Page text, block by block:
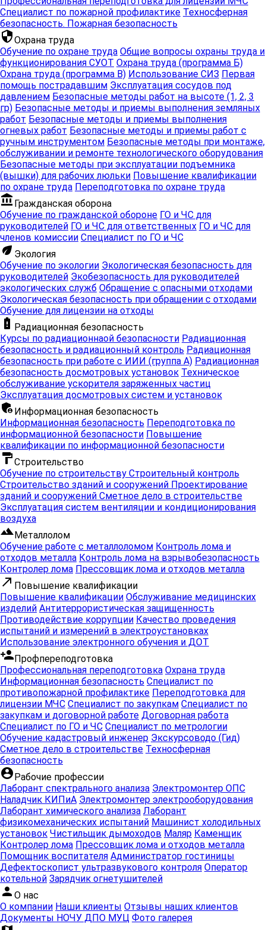
Специалист по пожарной профилактике Техносферная
безопасность. Пожарная безопасность
securityОхрана труда
Обучение по охране труда Общие вопросы охраны труда и
функционирования СУОТ Охрана труда (программа Б)
Охрана труда (программа В) Использование СИЗ Первая
помощь пострадавшим Эксплуатация сосудов под
давлением Безопасные методы работ на высоте (1, 2, 3
гр) Безопасные методы и приемы выполнения земляных
работ Безопасные методы и приемы выполнения
огневых работ Безопасные методы и приемы работ с
ручным инструментом Безопасные методы при монтаже,
обслуживании и ремонте технологического оборудования
Безопасные методы при эксплуатации подъемника
(вышки) для рабочих люльки Повышение квалификации
по охране труда Переподготовка по охране труда
account_balance Гражданская оборона
Обучение по гражданской обороне ГО и ЧС для
руководителей ГО и ЧС для ответственных ГО и ЧС для
членов комиссии Специалист по ГО и ЧС
eco Экология
Обучение по экологии Экологическая безопасность для
руководителей Экобезопасность для руководителей
экологических служб Обращение с опасными отходами
Экологическая безопасность при обращении с отходами
Обучение для лицензии на отходы
battery_alert Радиационная безопасность
Курсы по радиационнаой безопасности Радиационная
безопасность и радиационный контроль Радиационная
безопасность при работе с ИИИ (группа А) Радиационная
безопасность досмотровых установок Техническое
обслуживание ускорителя заряженных частиц
Эксплуатация досмотровых систем и установок
admin_panel_settings Информационная безопасность
Информационная безопасность Переподготовка по
информационной безопасности Повышение
квалификации по информационной безопасности
format_paintСтроительство
Обучение по строительству Строительный контроль
Строительство зданий и сооружений Проектирование
зданий и сооружений Сметное дело в строительстве
Эксплуатация систем вентиляции и кондиционирования
воздуха
filter_hdrМеталлолом
Обучение работе с металлоломом Контроль лома и
отходов металла Контроль лома на взрывобезопасность
Контролер лома Прессовщик лома и отходов металла
call_made Повышение квалификации
Повышение квалификации Обслуживание медицинских
изделий Антитеррористическая защищенность
Противодействие коррупции Качество проведения
испытаний и измерений в электроустановках
Использование электронного обучения и ДОТ
person_addПрофпереподготовка
Профессиональная переподготовка Охрана труда
Информационная безопасность Специалист по
противопожарной профилактике Переподготовка для
лицензии МЧС Специалист по закупкам Специалист по
закупкам и договорной работе Договорная работа
Специалист по ГО и ЧС Специалист по метрологии
Обучение кадастровый инженер Экскурсоводо (Гид)
Сметное дело в строительстве Техносферная
безопасность
account_circleРабочие профессии
Лаборант спектрального анализа Электромонтер ОПС
Наладчик КИПиА Электромонтер электрооборудования
Лаборант химического анализа Лаборант
физикомеханических испытаний Машинист холодильных
установок Чистильщик дымоходов Маляр Каменщик
Контролер лома Прессовщик лома и отходов металла
Помощник воспитателя Администратор гостиницы
Дефектоскопист ультразвукового контроля Оператор
котельной Зарядчик огнетушителей
person О нас
О компании Наши клиенты Отзывы наших клиентов
Документы НОЧУ ДПО МУЦ Фото галерея